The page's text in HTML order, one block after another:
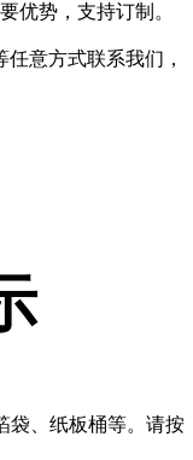
优势，支持订制。
意方式联系我们，
袋、纸板桶等。请按